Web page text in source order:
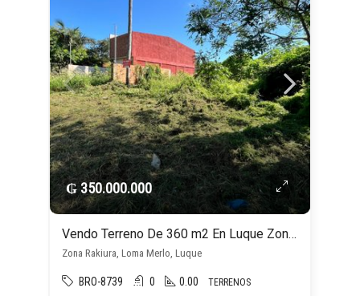
₲ 350.000.000
Vendo Terreno De 360 m2 En Luque Zona Rakiura
Zona Rakiura, Loma Merlo, Luque
BRO-8739 0 0.00 TERRENOS